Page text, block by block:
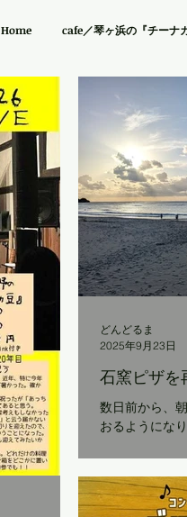
Home cafe／琴ヶ浜の『チーナ
石窯ピザを
数日前から、
おるようにな
ワークをして
ぐことはなく
な。...
どんどるま
2025年9月23日